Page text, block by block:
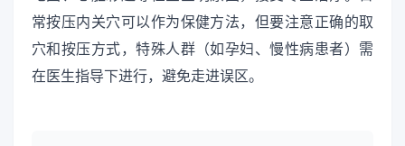
常按压内关穴可以作为保健方法，但要注意正确的取
穴和按压方式，特殊人群（如孕妇、慢性病患者）需
在医生指导下进行，避免走进误区。